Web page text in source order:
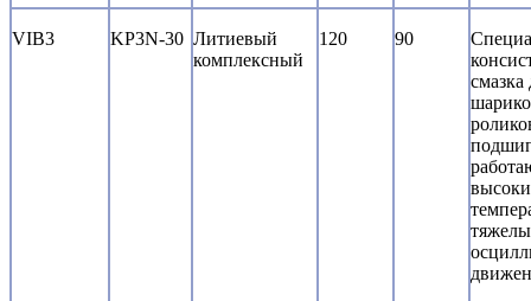
VIB3 KP3N-30 Литиевый
комплексный
120 90
смазка